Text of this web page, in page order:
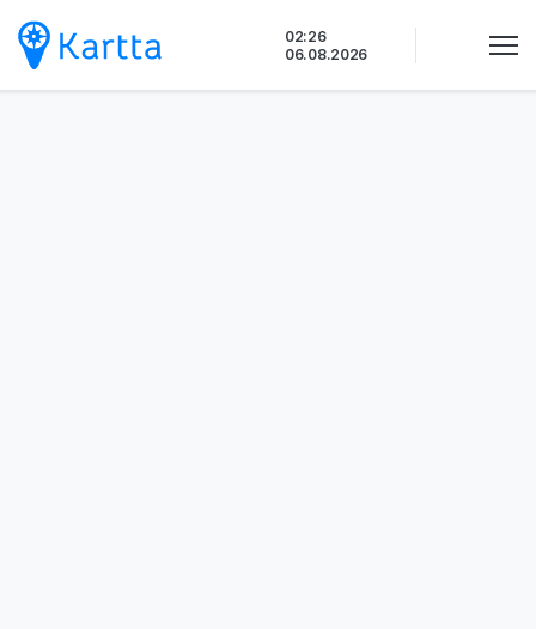
sisältöön
02:26
06.08.2026